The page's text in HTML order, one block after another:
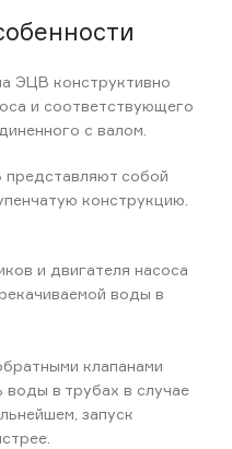
ЭЦВ конструктивно
и соответствующего
с валом.
собой
конструкцию.
и двигателя насоса
воды в
клапанами
воды в трубах в случае
запуск